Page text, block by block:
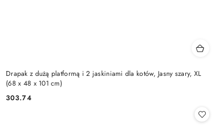
Drapak z dużą platformą i 2 jaskiniami dla kotów, Jasny szary, XL
(68 x 48 x 101 cm)
Cena:
303.74